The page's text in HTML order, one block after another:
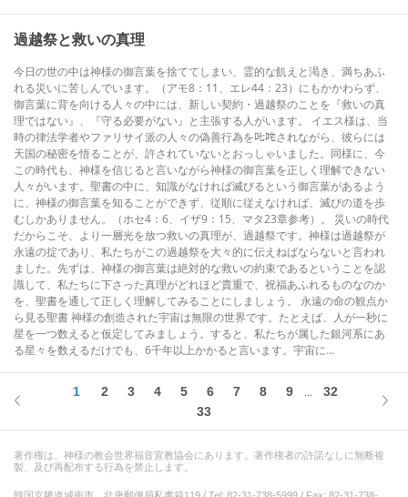
過越祭と救いの真理
今日の世の中は神様の御言葉を捨ててしまい、霊的な飢えと渇き、満ちあふ
れる災いに苦しんでいます。（アモ8：11、エレ44：23）にもかかわらず、
御言葉に背を向ける人々の中には、新しい契約・過越祭のことを『救いの真
理ではない』、『守る必要がない』と主張する人がいます。 イエス様は、当
時の律法学者やファリサイ派の人々の偽善行為を𠮟咤されながら、彼らには
天国の秘密を悟ることが、許されていないとおっしゃいました。同様に、今
この時代も、神様を信じると言いながら神様の御言葉を正しく理解できない
人々がいます。聖書の中に、知識がなければ滅びるという御言葉があるよう
に、神様の御言葉を知ることができず、従順に従えなければ、滅びの道を歩
むしかありません。（ホセ4：6、イザ9：15、マタ23章参考）。 災いの時代
だからこそ、より一層光を放つ救いの真理が、過越祭です。神様は過越祭が
永遠の掟であり、私たちがこの過越祭を大々的に伝えねばならないと言われ
ました。先ずは、神様の御言葉は絶対的な救いの約束であるということを認
識して、私たちに下さった真理がどれほど貴重で、祝福あふれるものなのか
を、聖書を通して正しく理解してみることにしましょう。 永遠の命の観点か
ら見る聖書 神様の創造された宇宙は無限の世界です。たとえば、人が一秒に
星を一つ数えると仮定してみましょう。すると、私たちが属した銀河系にあ
る星々を数えるだけでも、6千年以上かかると言います。宇宙に...
1 2 3 4 5 6 7 8 9 ...
32
33
著作権は、神様の教会世界福音宣教協会にあります。著作権者の許諾なしに無断複
製、及び再配布する行為を禁止します。